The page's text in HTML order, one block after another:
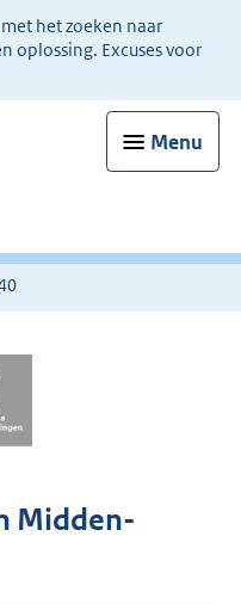
het zoeken naar
oplossing. Excuses voor
Menu
Midden-